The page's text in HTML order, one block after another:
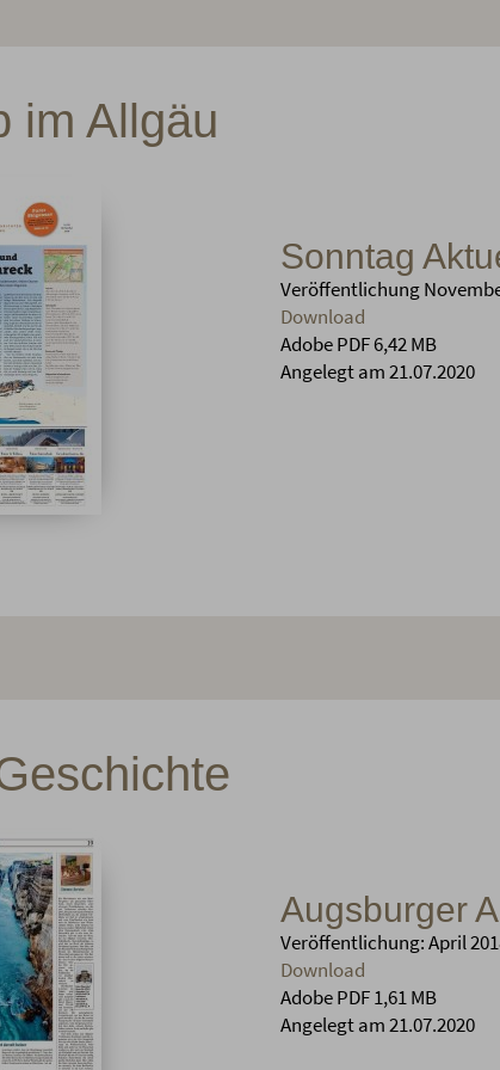
im Allgäu
Sonntag
Veröffentlichung
Download
Adobe PDF 6,42 MB
Angelegt am 21.07.2020
Augsburger
Veröffentlichung: April
Download
Adobe PDF 1,61 MB
Angelegt am 21.07.2020